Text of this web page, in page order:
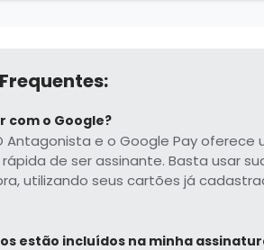
com o Google?
Antagonista e o Google Pay oferece
de ser assinante. Basta usar
utilizando seus cartões já
estão incluídos na minha